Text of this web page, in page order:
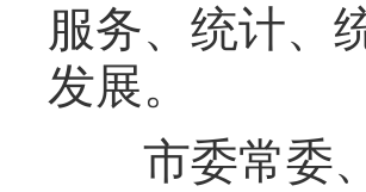
服务、统计、
发展。
市委常委、